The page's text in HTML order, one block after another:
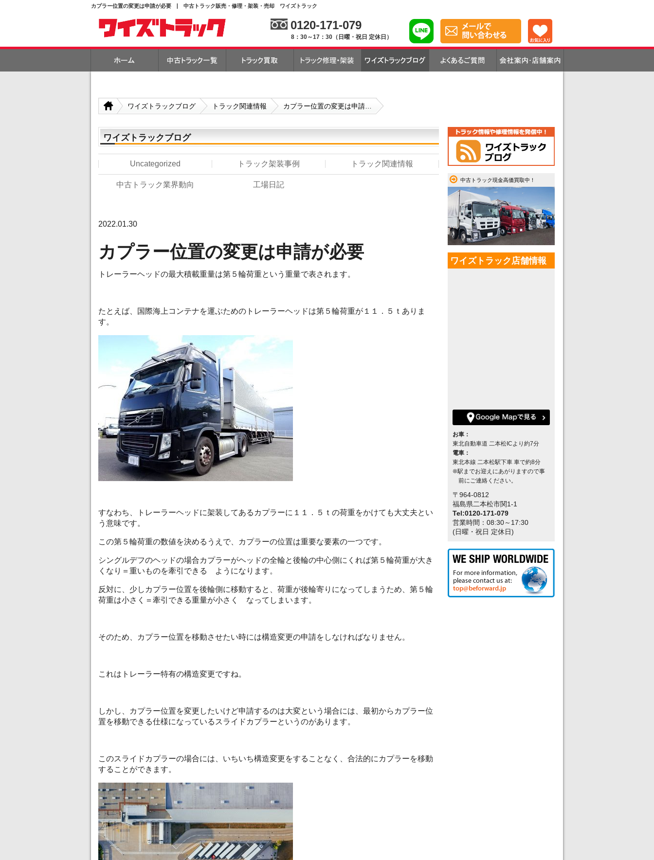
カプラー位置の変更は申請が必要 | 中古トラック販売・修理・架装・売却 ワイズトラック
0120-171-079
8：30～17：30（日曜・祝日 定休日）
ワイズトラックブログ トラック関連情報 カプラー位置の変更は申請…
ワイズトラックブログ
Uncategorized トラック架装事例 トラック関連情報
中古トラック業界動向 工場日記
2022.01.30
カプラー位置の変更は申請が必要
トレーラーヘッドの最大積載重量は第５輪荷重という重量で表されます。
たとえば、国際海上コンテナを運ぶためのトレーラーヘッドは第５輪荷重が１１．５ｔありま
す。
すなわち、トレーラーヘッドに架装してあるカプラーに１１．５ｔの荷重をかけても大丈夫とい
う意味です。
この第５輪荷重の数値を決めるうえで、カプラーの位置は重要な要素の一つです。
シングルデフのヘッドの場合カプラーがヘッドの全輪と後輪の中心側にくれば第５輪荷重が大き
くなり＝重いものを牽引できる ようになります。
反対に、少しカプラー位置を後輪側に移動すると、荷重が後輪寄りになってしまうため、第５輪
荷重は小さく＝牽引できる重量が小さく なってしまいます。
そのため、カプラー位置を移動させたい時には構造変更の申請をしなければなりません。
これはトレーラー特有の構造変更ですね。
しかし、カプラー位置を変更したいけど申請するのは大変という場合には、最初からカプラー位
置を移動できる仕様になっているスライドカプラーというのがあります。
このスライドカプラーの場合には、いちいち構造変更をすることなく、合法的にカプラーを移動
することができます。
中古トラック現金高価買取中！
ワイズトラック店舗情報
お車：
東北自動車道 二本松ICより約7分
電車：
東北本線 二本松駅下車 車で約8分
❊駅までお迎えにあがりますので事
前にご連絡ください。
〒964-0812
福島県二本松市関1-1
Tel:0120-171-079
営業時間：08:30～17:30
(日曜・祝日 定休日)